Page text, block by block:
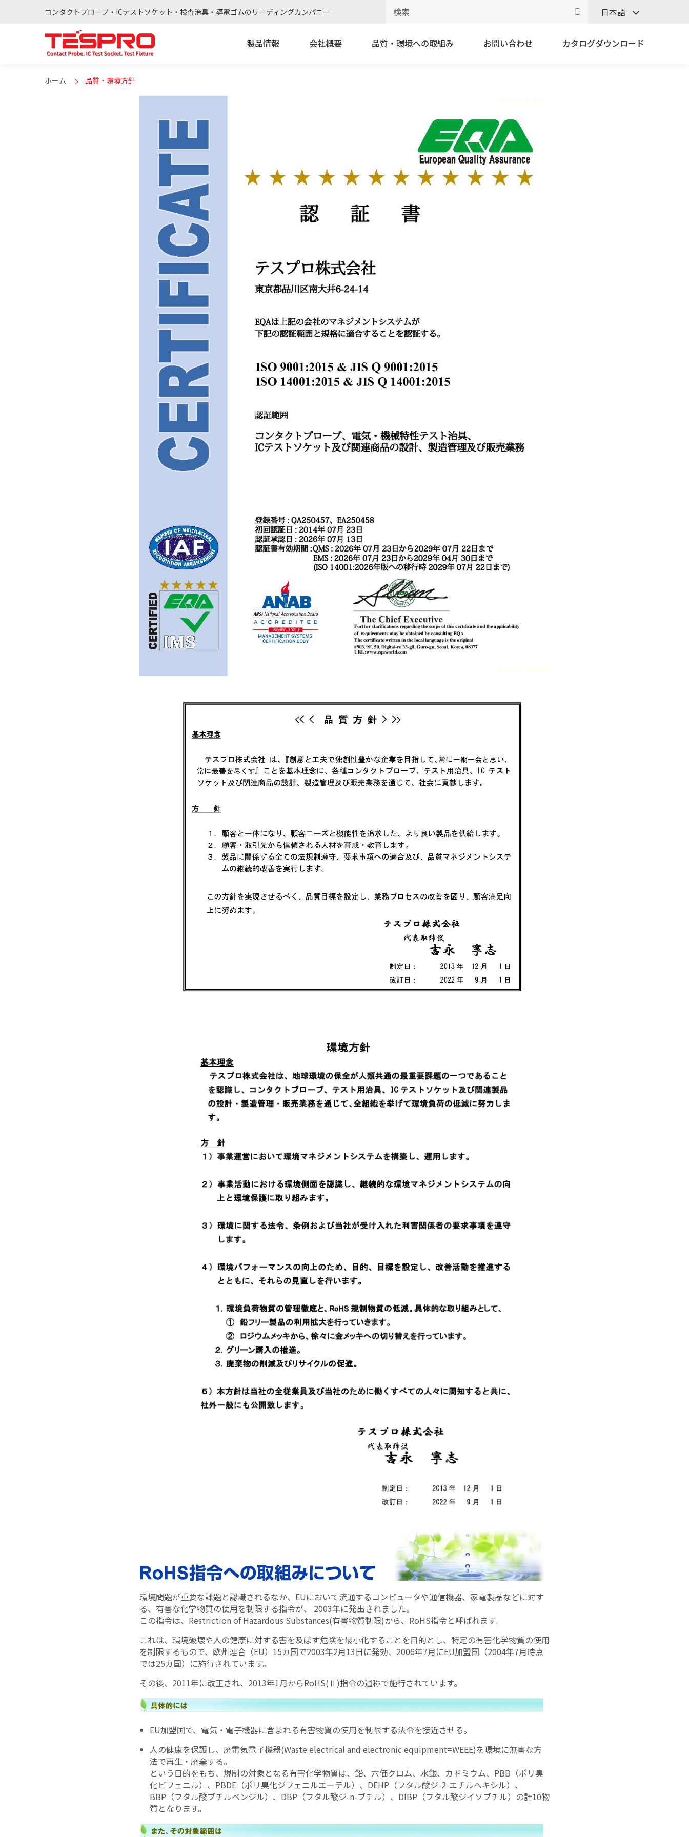
コンタクトプローブ・ICテストソケット・検査治具・導電ゴムのリーディングカンパニー 日本語
製品情報 会社概要 品質・環境への取組み お問い合わせ カタログダウンロード
ホーム 品質・環境方針
環境問題が重要な課題と認識されるなか、EUにおいて流通するコンピュータや通信機器、家電製品などに対す
る、有害な化学物質の使用を制限する指令が、 2003年に発出されました。
この指令は、Restriction of Hazardous Substances(有害物質制限)から、RoHS指令と呼ばれます。
これは、環境破壊や人の健康に対する害を及ぼす危険を最小化することを目的とし、特定の有害化学物質の使用
を制限するもので、欧州連合（EU）15カ国で2003年2月13日に発効、2006年7月にEU加盟国（2004年7月時点
では25カ国）に施行されています。
その後、2011年に改正され、2013年1月からRoHS(Ⅱ)指令の通称で施行されています。
EU加盟国で、電気・電子機器に含まれる有害物質の使用を制限する法令を接近させる。
人の健康を保護し、廃電気電子機器(Waste electrical and electronic equipment=WEEE)を環境に無害な方
法で再生・廃棄する。
という目的をもち、規制の対象となる有害化学物質は、鉛、六価クロム、水銀、カドミウム、PBB（ポリ臭
化ビフェニル）、PBDE（ポリ臭化ジフェニルエーテル）、DEHP（フタル酸ジ-2-エチルへキシル）、
BBP（フタル酸ブチルベンジル）、DBP（フタル酸ジ-n-ブチル）、DIBP（フタル酸ジイソブチル）の計10物
質となります。